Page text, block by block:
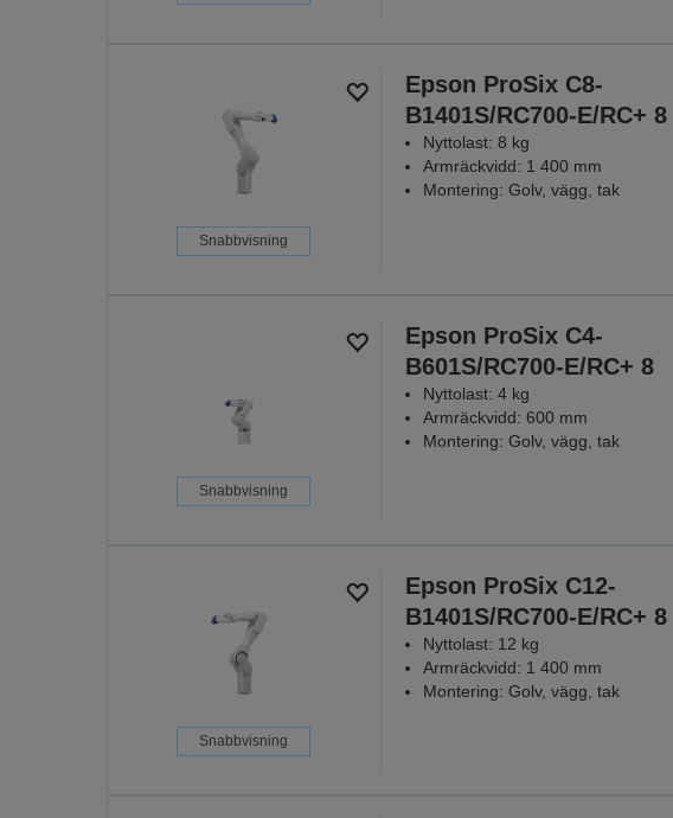
Snabbvisning
Epson ProSix C8-
B1401S/RC700-E/RC+ 8
Nyttolast: 8 kg
Armräckvidd: 1 400 mm
Montering: Golv, vägg, tak
Snabbvisning
Epson ProSix C4-
B601S/RC700-E/RC+ 8
Nyttolast: 4 kg
Armräckvidd: 600 mm
Montering: Golv, vägg, tak
Snabbvisning
Epson ProSix C12-
B1401S/RC700-E/RC+ 8
Nyttolast: 12 kg
Armräckvidd: 1 400 mm
Montering: Golv, vägg, tak